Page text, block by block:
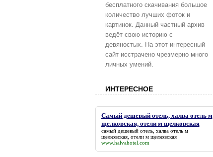
бесплатного скачивания большое
количество лучших фоток и
картинок. Данный частный архив
ведёт свою историю с
девяностых. На этот интересный
сайт исстрачено чрезмерно много
личных умений.
ИНТЕРЕСНОЕ
Самый дешевый отель, халва отель м
щелковская, отели м щелковская
самый дешевый отель, халва отель м
щелковская, отели м щелковская
www.halvahotel.com